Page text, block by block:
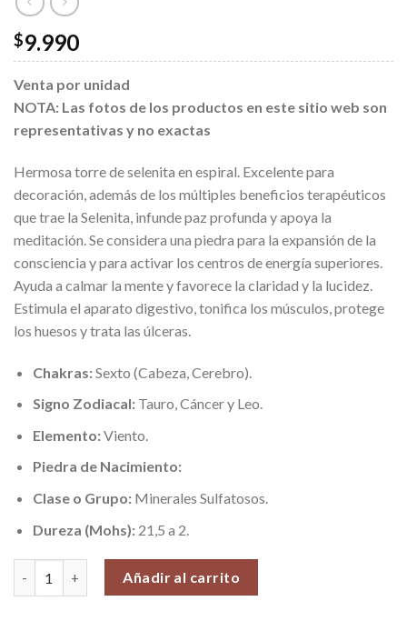
$9.990
Venta por unidad
NOTA: Las fotos de los productos en este sitio web son
representativas y no exactas
Hermosa torre de selenita en espiral. Excelente para
decoración, además de los múltiples beneficios terapéuticos
que trae la Selenita, infunde paz profunda yapoya la
meditación. Se considera una piedra para la expansión de la
consciencia y para activar los centros de energía superiores.
Ayuda a calmar la mente y favorece la claridad y la lucidez.
Estimula el aparato digestivo, tonifica los músculos, protege
los huesos y trata las úlceras.
Chakras:Sexto (Cabeza, Cerebro).
Signo Zodiacal: Tauro, Cáncer y Leo.
Elemento:Viento.
Piedra de Nacimiento:
Clase o Grupo:Minerales Sulfatosos.
Dureza (Mohs):21,5 a 2.
Torres de Selenita en Espiral con 10 cm. de alto. Venta por
Añadir al carrito